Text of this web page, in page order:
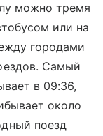
можно тремя
или на
городами
Самый
в 09:36,
около
поезд